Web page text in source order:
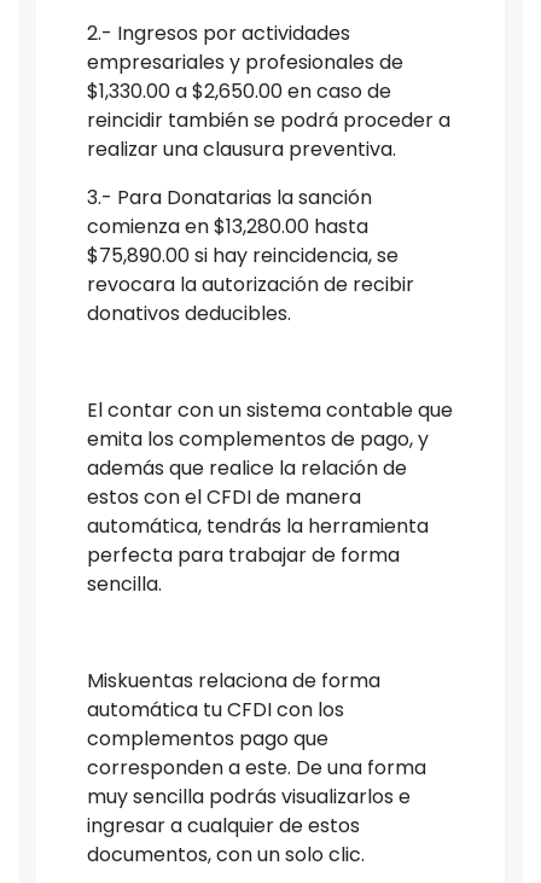
2.- Ingresos por actividades
empresariales y profesionales de
$1,330.00 a $2,650.00 en caso de
reincidir también se podrá proceder a
realizar una clausura preventiva.
3.- Para Donatarias la sanción
comienza en $13,280.00 hasta
$75,890.00 si hay reincidencia, se
revocara la autorización de recibir
donativos deducibles.
El contar con un sistema contable que
emita los complementos de pago, y
además que realice la relación de
estos con el CFDI de manera
automática, tendrás la herramienta
perfecta para trabajar de forma
sencilla.
Miskuentas relaciona de forma
automática tu CFDI con los
complementos pago que
corresponden a este. De una forma
muy sencilla podrás visualizarlos e
ingresar a cualquier de estos
documentos, con un solo clic.